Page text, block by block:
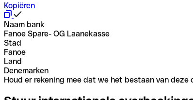
Kopiëren
Naam bank
Fanoe Spare- OG Laanekasse
Stad
Fanoe
Land
Denemarken
Houd er rekening mee dat we het bestaan van